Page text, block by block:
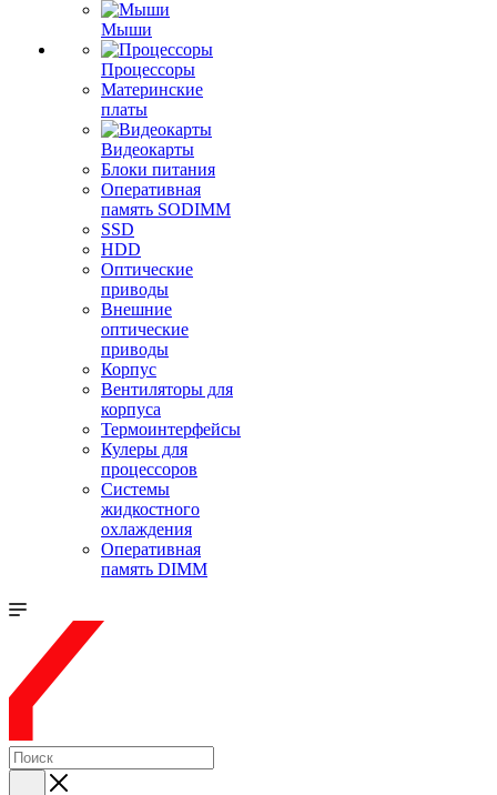
Мыши
Процессоры
Материнские
платы
Видеокарты
Блоки питания
Оперативная
память SODIMM
SSD
HDD
Оптические
приводы
Внешние
оптические
приводы
Корпус
Вентиляторы для
корпуса
Термоинтерфейсы
Кулеры для
процессоров
Системы
жидкостного
охлаждения
Оперативная
память DIMM